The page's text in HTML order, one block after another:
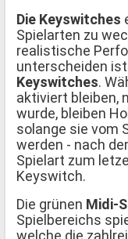
Die Keyswitches
Spielarten zu
realistische
unterscheiden
Keyswitches.
aktiviert bleiben,
wurde, bleiben
solange sie vom
werden - nach
Spielart zum
Keyswitch.
Die grünen Midi-
Spielbereichs
welche die